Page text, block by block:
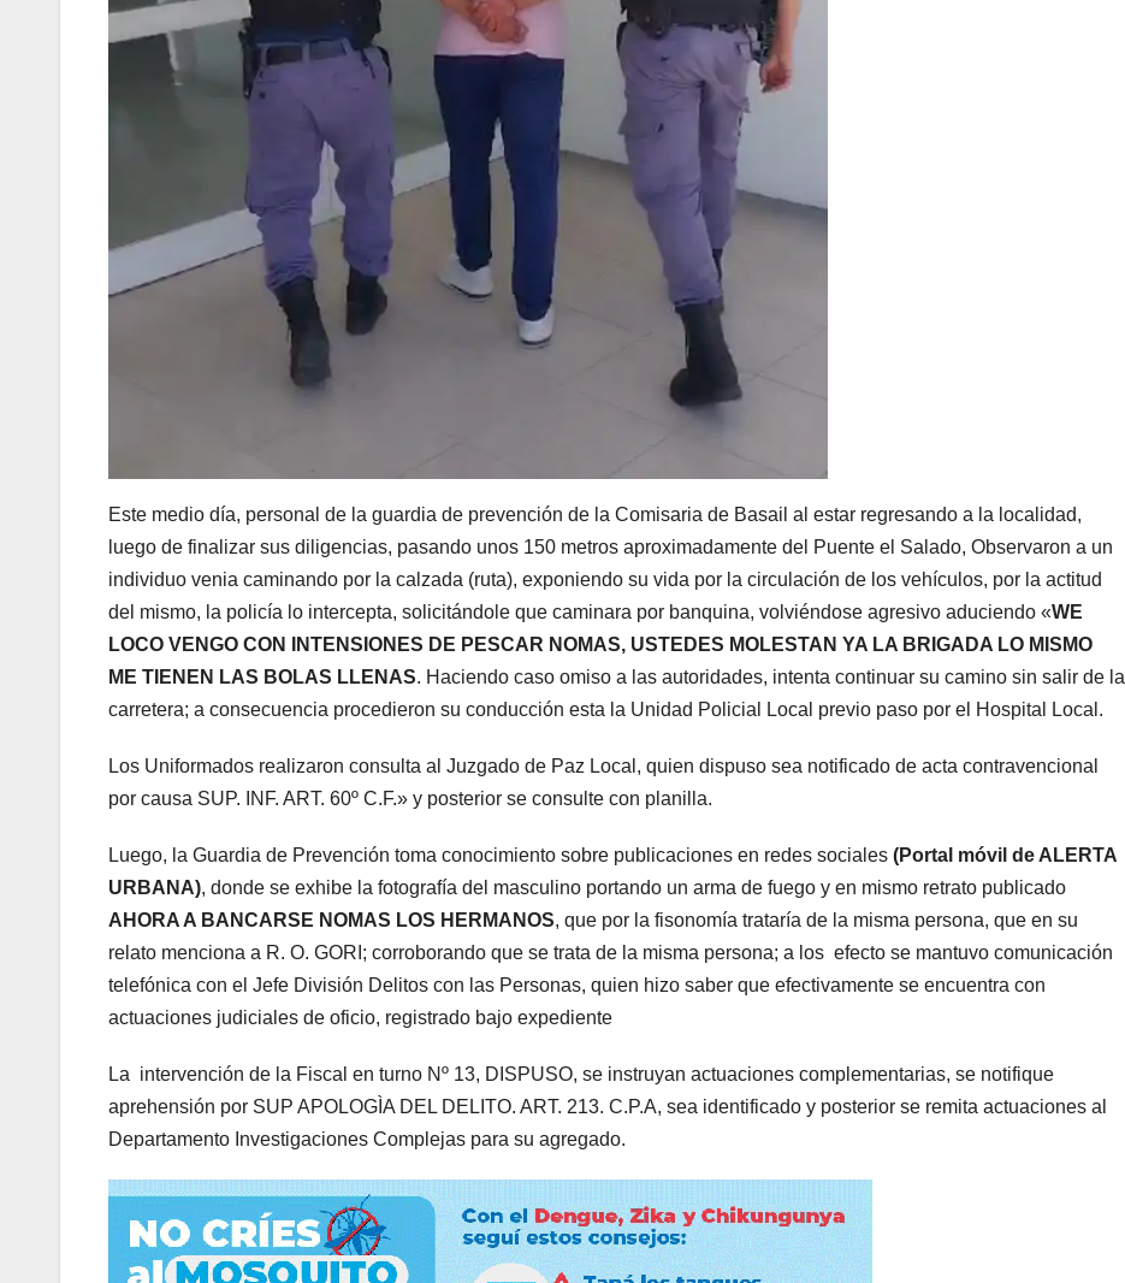
Este medio día, personal de la guardia de prevención de la Comisaria de Basail al estar regresando a la localidad,
luego de finalizar sus diligencias, pasando unos 150 metros aproximadamente del Puente el Salado, Observaron a un
individuo venia caminando por la calzada (ruta), exponiendo su vida por la circulación de los vehículos, por la actitud
del mismo, la policía lo intercepta, solicitándole que caminara por banquina, volviéndose agresivo aduciendo «WE
LOCO VENGO CON INTENSIONES DE PESCAR NOMAS, USTEDES MOLESTAN YA LA BRIGADA LO MISMO
ME TIENEN LAS BOLAS LLENAS. Haciendo caso omiso a las autoridades, intenta continuar su camino sin salir de la
carretera; a consecuencia procedieron su conducción esta la Unidad Policial Local previo paso por el Hospital Local.
Los Uniformados realizaron consulta al Juzgado de Paz Local, quien dispuso sea notificado de acta contravencional
por causa SUP. INF. ART. 60º C.F.» y posterior se consulte con planilla.
Luego, la Guardia de Prevención toma conocimiento sobre publicaciones en redes sociales (Portal móvil de ALERTA
URBANA), donde se exhibe la fotografía del masculino portando un arma de fuego y en mismo retrato publicado
AHORA A BANCARSE NOMAS LOS HERMANOS, que por la fisonomía trataría de la misma persona, que en su
relato menciona a R. O. GORI; corroborando que se trata de la misma persona; a los efecto se mantuvo comunicación
telefónica con el Jefe División Delitos con las Personas, quien hizo saber que efectivamente se encuentra con
actuaciones judiciales de oficio, registrado bajo expediente
La intervención de la Fiscal en turno Nº 13, DISPUSO, se instruyan actuaciones complementarias, se notifique
aprehensión por SUP APOLOGÌA DEL DELITO. ART. 213. C.P.A, sea identificado y posterior se remita actuaciones al
Departamento Investigaciones Complejas para su agregado.